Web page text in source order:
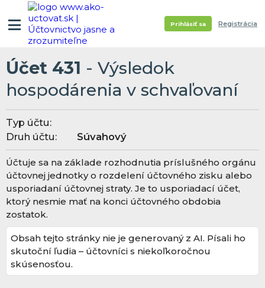
Prihlásiť sa Registrácia
Účet 431 - Výsledok
hospodárenia v schvaľovaní
Typ účtu:
Druh účtu:
Súvahový
Účtuje sa na základe rozhodnutia príslušného orgánu
účtovnej jednotky o rozdelení účtovného zisku alebo
usporiadaní účtovnej straty. Je to usporiadací účet,
ktorý nesmie mať na konci účtovného obdobia
zostatok.
Obsah tejto stránky nie je generovaný z AI. Písali ho
skutoční ľudia – účtovníci s niekoľkoročnou
skúsenosťou.